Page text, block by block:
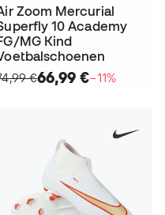
Zoom Mercurial
10 Academy
MG Kind
€66,99 €−11%